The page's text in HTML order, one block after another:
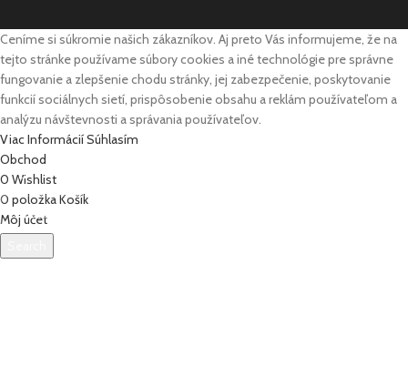
Ceníme si súkromie našich zákazníkov. Aj preto Vás informujeme, že na
tejto stránke používame súbory cookies a iné technológie pre správne
fungovanie a zlepšenie chodu stránky, jej zabezpečenie, poskytovanie
funkcií sociálnych sietí, prispôsobenie obsahu a reklám používateľom a
analýzu návštevnosti a správania používateľov.
Viac InformáciíSúhlasím
Obchod
0 Wishlist
0 položkaKošík
Môj účet